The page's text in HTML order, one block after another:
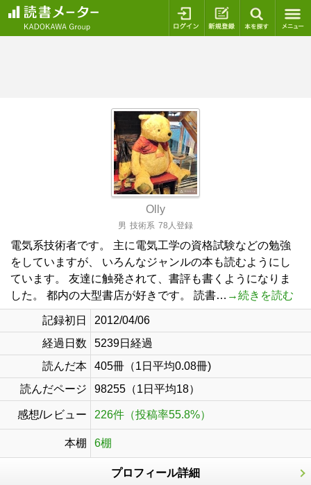
ログイン 新規登録
Olly
男 技術系 78人登録
電気系技術者です。 主に電気工学の資格試験などの勉強
をしていますが、 いろんなジャンルの本も読むようにし
ています。 友達に触発されて、書評も書くようになりま
した。 都内の大型書店が好きです。 読書… →続きを読む
記録初日
2012/04/06
経過日数
5239日経過
読んだ本
405冊（1日平均0.08冊)
読んだページ
98255（1日平均18）
感想/レビュー 226件（投稿率55.8%）
本棚 6棚
プロフィール詳細